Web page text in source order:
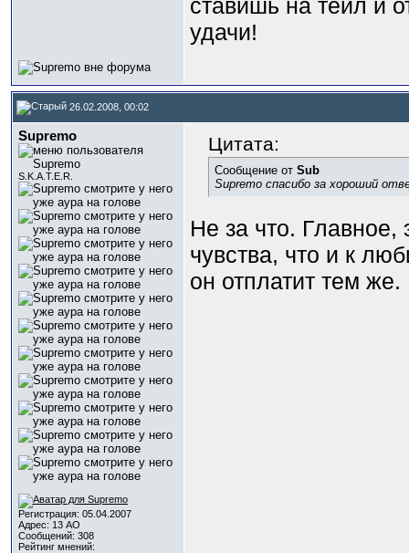
ставишь на тейл и
удачи!
26.02.2008, 00:02
Supremo
S.K.A.T.E.R.
Регистрация: 05.04.2007
Адрес: 13 АО
Сообщений: 308
Рейтинг мнений:
Цитата:
Сообщение от Sub
Supremo спасибо за хороший
Не за что. Главное,
чувства, что и к
он отплатит тем же.